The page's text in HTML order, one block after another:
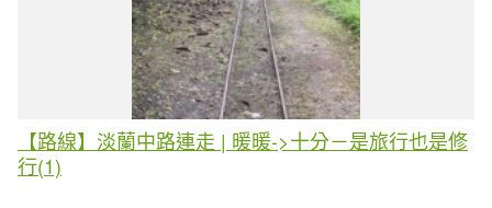
【路線】淡蘭中路連走 | 暖暖->十分－是旅行也是修
行(1)